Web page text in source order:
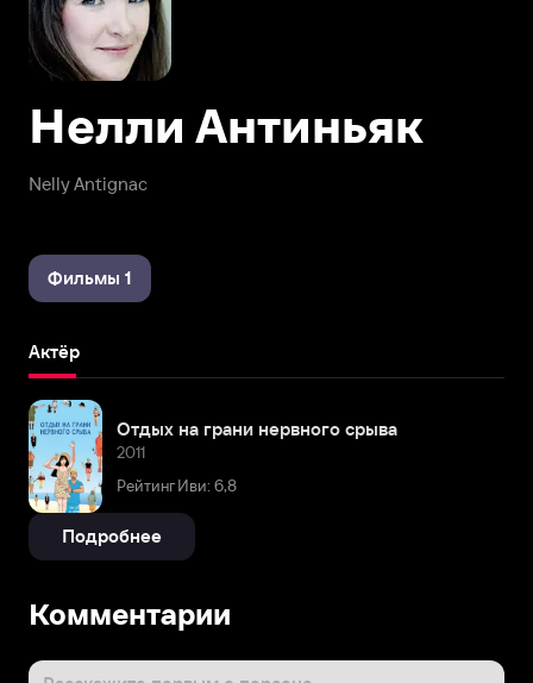
Nelly Antignac
Нелли Антиньяк
Фильмы 1
Актёр
Отдых на грани нервного срыва
2011
Рейтинг Иви: 6,8
Подробнее
Комментарии